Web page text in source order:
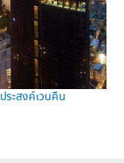
ะสงค์เวนคืน